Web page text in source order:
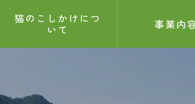
猫のこしかけにつ
いて 事業内